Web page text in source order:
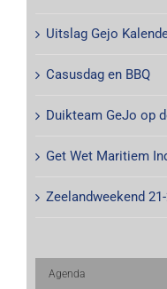
Uitslag Gejo
Casusdag en BBQ
Duikteam GeJo op
Get Wet Maritiem
Zeelandweekend
Agenda